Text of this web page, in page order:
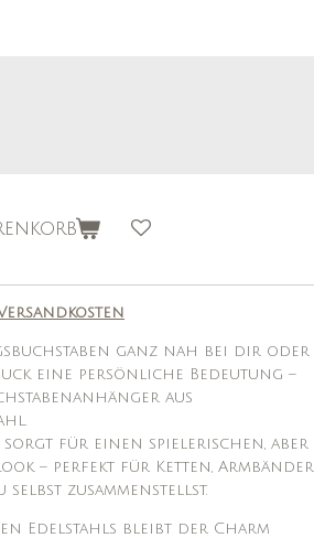
ganz nah bei dir oder
eine persönliche Bedeutung –
aus
für einen spielerischen, aber
– perfekt für Ketten, Armbänder
zusammenstellst.
Edelstahls bleibt der Charm